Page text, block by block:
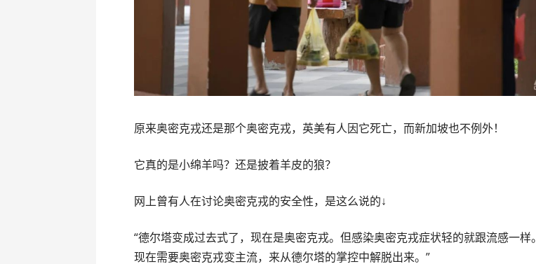
原来奥密克戎还是那个奥密克戎，英美有人因它死亡，而新加坡也不例外！
它真的是小绵羊吗？还是披着羊皮的狼？
网上曾有人在讨论奥密克戎的安全性，是这么说的↓
“德尔塔变成过去式了，现在是奥密克戎。但感染奥密克戎症状轻的就跟流感一样。
现在需要奥密克戎变主流，来从德尔塔的掌控中解脱出来。”